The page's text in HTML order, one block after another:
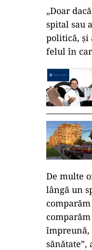
„Doar
spital sau
politică, și
felul în
De multe
lângă un
împreună,
sănătate”,